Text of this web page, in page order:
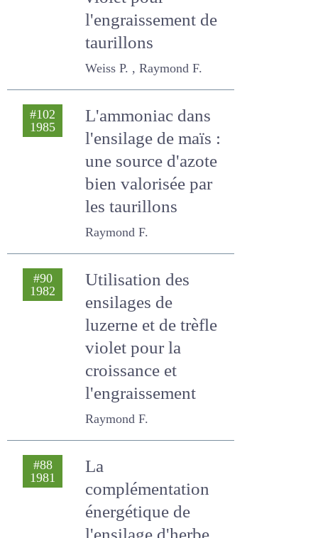
violet pour
l'engraissement de
taurillons
Weiss P. , Raymond F.
#102
L'ammoniac dans
l'ensilage de maïs :
une source d'azote
bien valorisée par
les taurillons
Raymond F.
#90
Utilisation des
ensilages de
luzerne et de trèfle
violet pour la
croissance et
l'engraissement
Raymond F.
#88
La
complémentation
énergétique de